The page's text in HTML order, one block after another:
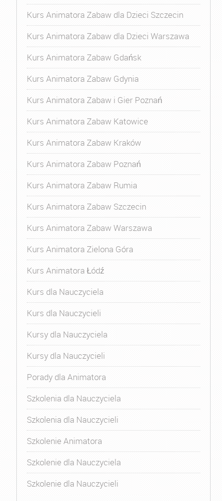
Kurs Animatora Zabaw dla Dzieci Szczecin
Kurs Animatora Zabaw dla Dzieci Warszawa
Kurs Animatora Zabaw Gdańsk
Kurs Animatora Zabaw Gdynia
Kurs Animatora Zabaw i Gier Poznań
Kurs Animatora Zabaw Katowice
Kurs Animatora Zabaw Kraków
Kurs Animatora Zabaw Poznań
Kurs Animatora Zabaw Rumia
Kurs Animatora Zabaw Szczecin
Kurs Animatora Zabaw Warszawa
Kurs Animatora Zielona Góra
Kurs Animatora Łódź
Kurs dla Nauczyciela
Kurs dla Nauczycieli
Kursy dla Nauczyciela
Kursy dla Nauczycieli
Porady dla Animatora
Szkolenia dla Nauczyciela
Szkolenia dla Nauczycieli
Szkolenie Animatora
Szkolenie dla Nauczyciela
Szkolenie dla Nauczycieli